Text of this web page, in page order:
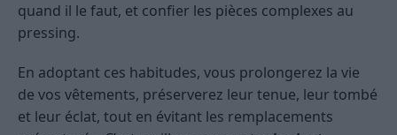
quand il le faut, et confier les pièces complexes au
pressing.
En adoptant ces habitudes, vous prolongerez la vie
de vos vêtements, préserverez leur tenue, leur tombé
et leur éclat, tout en évitant les remplacements